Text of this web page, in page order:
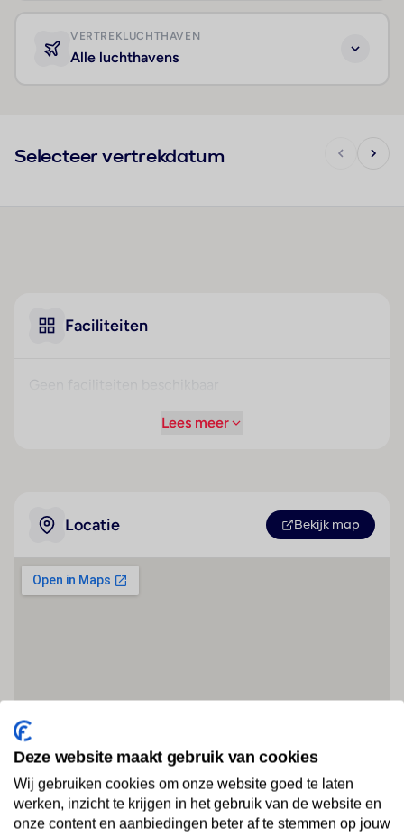
VERTREKLUCHTHAVEN
Alle luchthavens
Selecteer vertrekdatum
Faciliteiten
Lees meer
Locatie Bekijk map
Deze website maakt gebruik van cookies
Wij gebruiken cookies om onze website goed te laten
werken, inzicht te krijgen in het gebruik van de website en
onze content en aanbiedingen beter af te stemmen op jouw